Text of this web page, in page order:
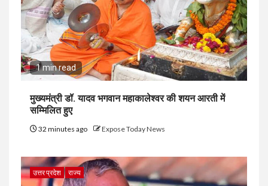
1 min read
मुख्यमंत्री डॉ. यादव भगवान महाकालेश्‍वर की शयन आरती में
सम्मिलित हुए
32 minutes ago Expose Today News
उत्तर प्रदेश राज्य